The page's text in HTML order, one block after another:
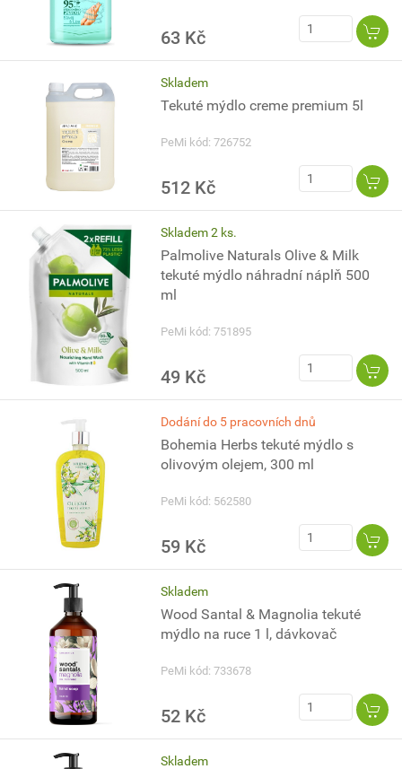
63 Kč
Skladem
Tekuté mýdlo creme premium 5l
PeMi kód: 726752
512 Kč
Skladem 2 ks.
Palmolive Naturals Olive & Milk
tekuté mýdlo náhradní náplň 500
ml
PeMi kód: 751895
49 Kč
Dodání do 5 pracovních dnů
Bohemia Herbs tekuté mýdlo s
olivovým olejem, 300 ml
PeMi kód: 562580
59 Kč
Skladem
Wood Santal & Magnolia tekuté
mýdlo na ruce 1 l, dávkovač
PeMi kód: 733678
52 Kč
Skladem